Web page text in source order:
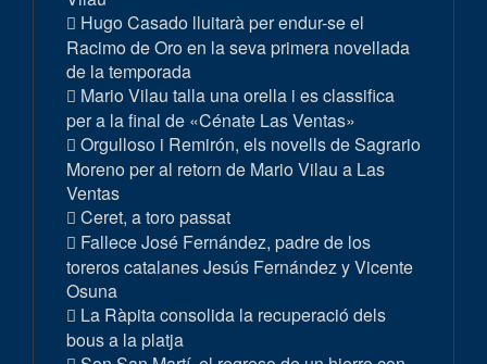
Hugo Casado lluitarà per endur-se el
Racimo de Oro en la seva primera novellada
de la temporada
Mario Vilau talla una orella i es classifica
per a la final de «Cénate Las Ventas»
Orgulloso i Remirón, els novells de Sagrario
Moreno per al retorn de Mario Vilau a Las
Ventas
Ceret, a toro passat
Fallece José Fernández, padre de los
toreros catalanes Jesús Fernández y Vicente
Osuna
La Ràpita consolida la recuperació dels
bous a la platja